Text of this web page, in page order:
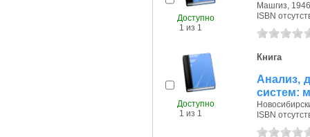
Доступно
1 из 1
Машгиз, 1946
ISBN
Доступно
1 из 1
Книга
Анализ,
систем:
ISBN